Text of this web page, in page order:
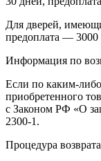
Для дверей,
предоплата — 3000
Информация по
Если по каким-
приобретенного
с Законом РФ «О
2300-1.
Процедура